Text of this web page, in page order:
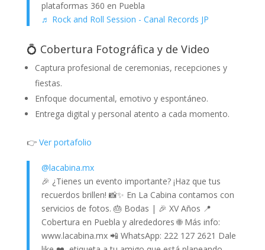
plataformas 360 en Puebla
♬ Rock and Roll Session - Canal Records JP
💍 Cobertura Fotográfica y de Video
Captura profesional de ceremonias, recepciones y
fiestas.
Enfoque documental, emotivo y espontáneo.
Entrega digital y personal atento a cada momento.
👉 Ver portafolio
@lacabina.mx
🎉 ¿Tienes un evento importante? ¡Haz que tus
recuerdos brillen! 📸✨ En La Cabina contamos con
servicios de fotos. 🎂 Bodas | 🎉 XV Años 📍
Cobertura en Puebla y alrededores 🌐 Más info:
www.lacabina.mx 📲 WhatsApp: 222 127 2621 Dale